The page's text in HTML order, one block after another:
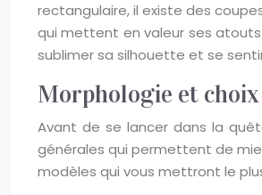
rectangulaire, il existe des
qui mettent en valeur ses
sublimer sa silhouette et se
Morphologie et
Avant de se lancer dans la
générales qui permettent de
modèles qui vous mettront le